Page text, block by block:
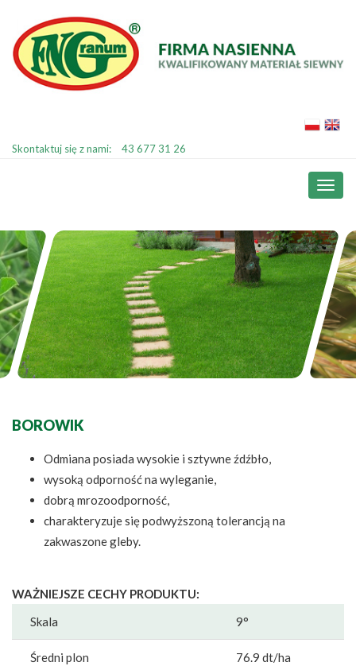
Skontaktuj się z nami: 43 677 31 26
BOROWIK
Odmiana posiada wysokie i sztywne źdźbło,
wysoką odporność na wyleganie,
dobrą mrozoodporność,
charakteryzuje się podwyższoną tolerancją na
zakwaszone gleby.
WAŻNIEJSZE CECHY PRODUKTU:
Skala
9°
Średni plon 76.9 dt/ha